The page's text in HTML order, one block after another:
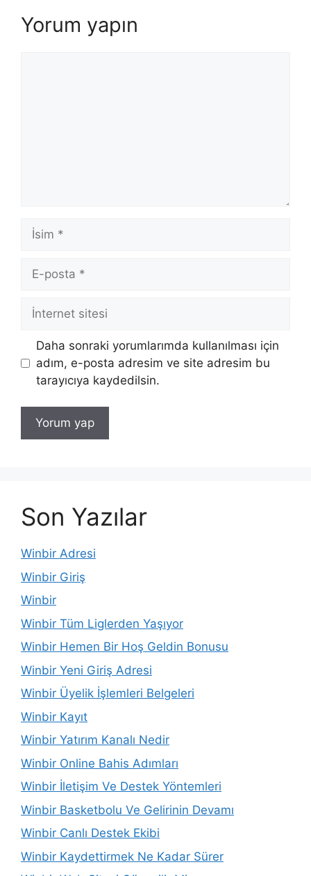
Yorum yapın
İsim
posta
İnternet
sitesi
Daha sonraki yorumlarımda kullanılması için
adım, e-posta adresim ve site adresim bu
tarayıcıya kaydedilsin.
Son Yazılar
Winbir Adresi
Winbir Giriş
Winbir
Winbir Tüm Liglerden Yaşıyor
Winbir Hemen Bir Hoş Geldin Bonusu
Winbir Yeni Giriş Adresi
Winbir Üyelik İşlemleri Belgeleri
Winbir Kayıt
Winbir Yatırım Kanalı Nedir
Winbir Online Bahis Adımları
Winbir İletişim Ve Destek Yöntemleri
Winbir Basketbolu Ve Gelirinin Devamı
Winbir Canlı Destek Ekibi
Winbir Kaydettirmek Ne Kadar Sürer